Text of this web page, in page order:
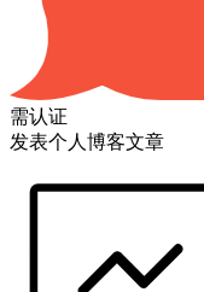
需认证
发表个人博客文章